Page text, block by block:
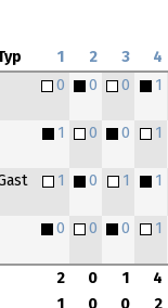
1 2 3 4
2 0 1
4
1 0 0 2
0 0 0 1
1 0 0 1
1 0 1 1
0 0 0 1